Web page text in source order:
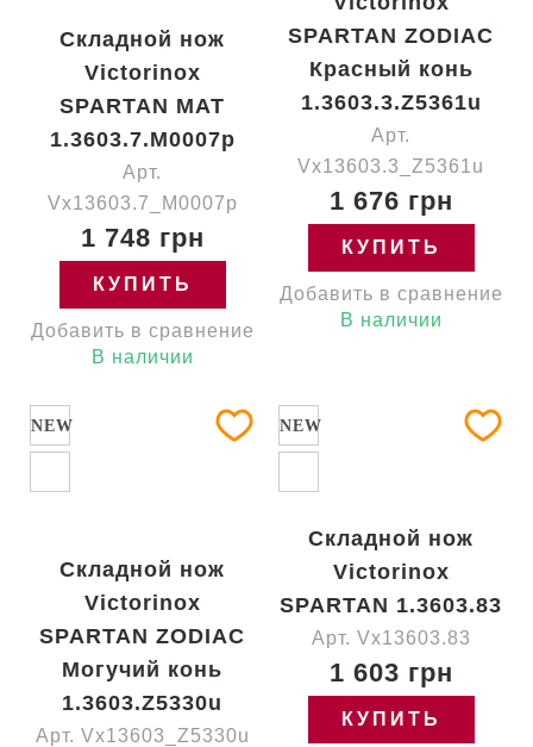
Складной нож
Victorinox
SPARTAN MAT
1.3603.7.M0007p
Арт.
Vx13603.7_M0007p
1 748 грн
КУПИТЬ
Добавить в сравнение
В наличии
SPARTAN ZODIAC
Красный конь
1.3603.3.Z5361u
Арт.
Vx13603.3_Z5361u
1 676 грн
КУПИТЬ
Добавить в сравнение
В наличии
NEW
Складной нож
Victorinox
SPARTAN ZODIAC
Могучий конь
1.3603.Z5330u
Арт. Vx13603_Z5330u
NEW
Складной нож
Victorinox
SPARTAN 1.3603.83
Арт. Vx13603.83
1 603 грн
КУПИТЬ